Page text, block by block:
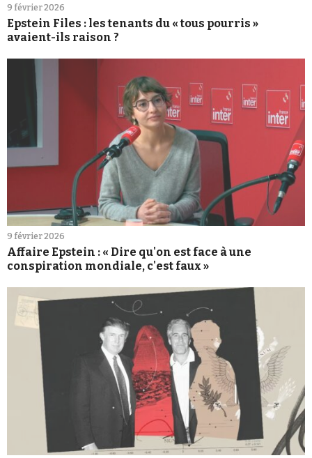
9 février 2026
Epstein Files : les tenants du « tous pourris »
avaient-ils raison ?
9 février 2026
Affaire Epstein : « Dire qu'on est face à une
conspiration mondiale, c'est faux »